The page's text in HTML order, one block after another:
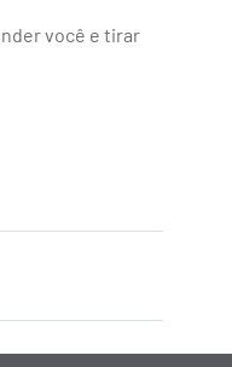
você e tirar